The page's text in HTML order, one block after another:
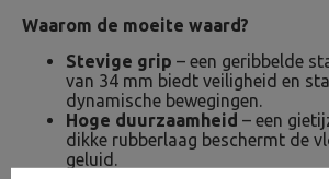
Waarom de moeite waard?
Stevige grip – een geribbelde
van 34 mm biedt veiligheid en
dynamische bewegingen.
Hoge duurzaamheid – een
dikke rubberlaag beschermt de
geluid.